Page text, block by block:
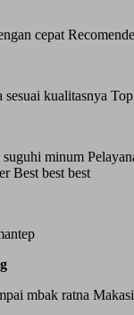
cepat
sesuai kualitasnya
minum
Best best best
mbak ratna